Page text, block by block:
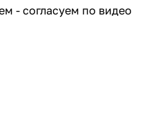
- согласуем по видео